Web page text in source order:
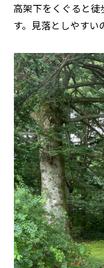
高架下をくぐると
す。見落としやすい